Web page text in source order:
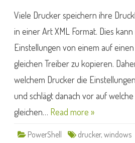
Viele Drucker speichern ihre
in einer Art XML Format. Dies
Einstellungen von einem auf
gleichen Treiber zu kopieren.
welchem Drucker die
und schlägt danach vor auf
gleichen… Read more »
PowerShell drucker, windows